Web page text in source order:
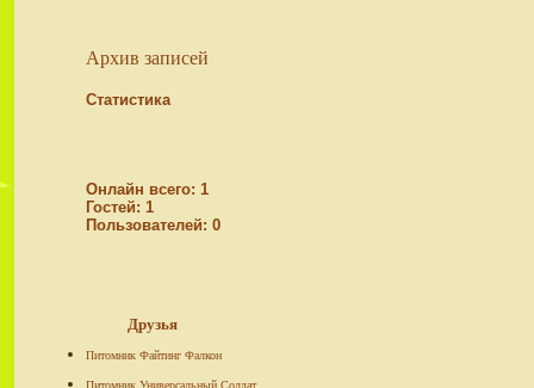
Архив записей
Статистика
Онлайн всего: 1
Гостей: 1
Пользователей: 0
Друзья
Питомник Файтинг Фалкон
Питомник Универсальный Солдат